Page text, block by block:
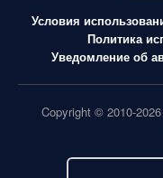
Условия
Политика
Уведомление об
Copyright © 2010-